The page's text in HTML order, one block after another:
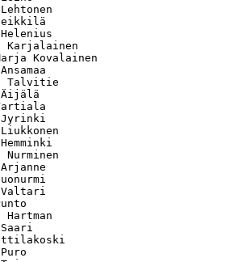
Karjalainen
Kovalainen
Talvitie
Nurminen
Hartman